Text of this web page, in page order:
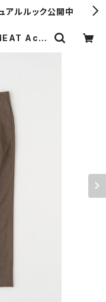
アルルック公開中
Acti